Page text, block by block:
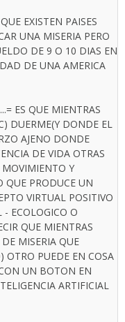
EXISTEN PAISES
UNA MISERIA PERO
DE 9 O 10 DIAS EN
DE UNA AMERICA
ES QUE MIENTRAS
DUERME(Y DONDE EL
AJENO DONDE
DE VIDA OTRAS
MOVIMIENTO Y
QUE PRODUCE UN
VIRTUAL POSITIVO
- ECOLOGICO O
QUE MIENTRAS
MISERIA QUE
OTRO PUEDE EN COSA
UN BOTON EN
ARTIFICIAL